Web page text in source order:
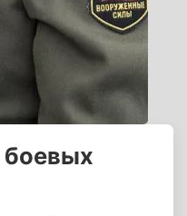
боевых